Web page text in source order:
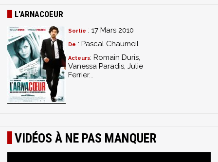
L'ARNACOEUR
Sortie : 17 Mars 2010
De : Pascal Chaumeil
Acteurs: Romain Duris,
Vanessa Paradis, Julie
Ferrier...
VIDÉOS À NE PAS MANQUER